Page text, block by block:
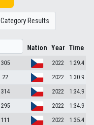
Category Results
Nation Year Time
305 2022
1:29.4
22 2022
1:30.9
314 2022
1:34.9
295 2022
1:34.9
111 2022
1:35.4